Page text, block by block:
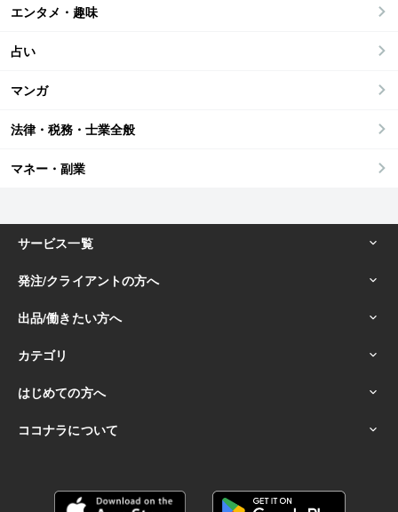
エンタメ・趣味
占い
マンガ
法律・税務・士業全般
マネー・副業